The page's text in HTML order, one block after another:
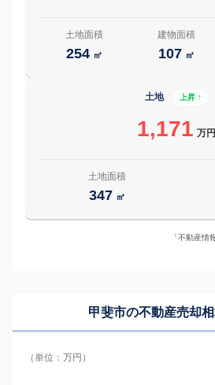
土地面積
254 ㎡
建物面積
107 ㎡
土地 上昇 ↑
1,171 万円
土地面積
347 ㎡
「不動産情
甲斐市の不動産売却
（単位：万円）